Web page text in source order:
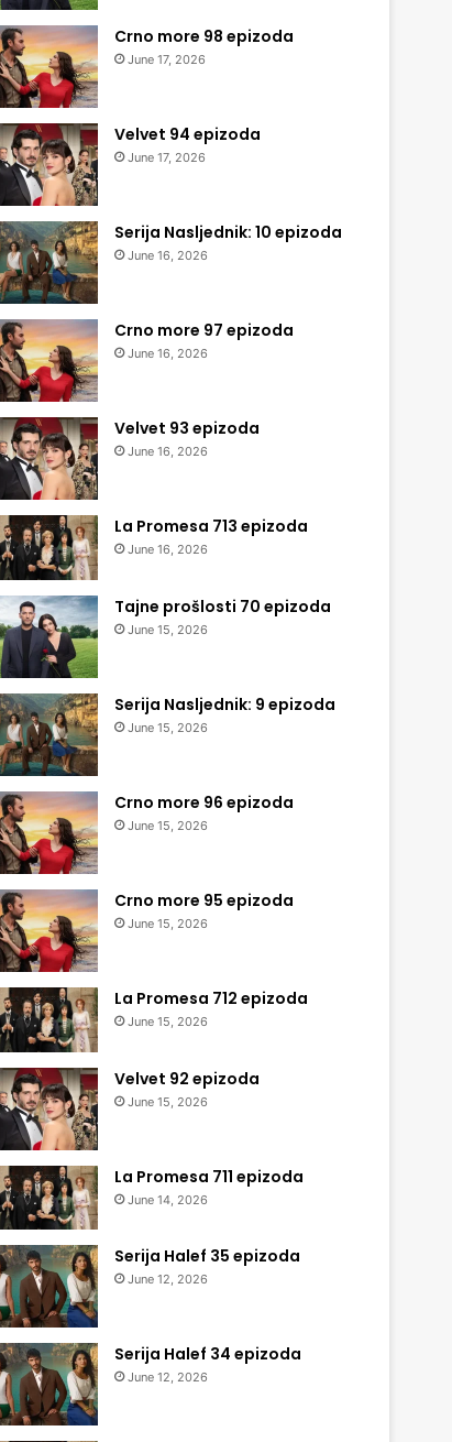
Crno more 98 epizoda
June 17, 2026
Velvet 94 epizoda
June 17, 2026
Serija Nasljednik: 10 epizoda
June 16, 2026
Crno more 97 epizoda
June 16, 2026
Velvet 93 epizoda
June 16, 2026
La Promesa 713 epizoda
June 16, 2026
Tajne prošlosti 70 epizoda
June 15, 2026
Serija Nasljednik: 9 epizoda
June 15, 2026
Crno more 96 epizoda
June 15, 2026
Crno more 95 epizoda
June 15, 2026
La Promesa 712 epizoda
June 15, 2026
Velvet 92 epizoda
June 15, 2026
La Promesa 711 epizoda
June 14, 2026
Serija Halef 35 epizoda
June 12, 2026
Serija Halef 34 epizoda
June 12, 2026